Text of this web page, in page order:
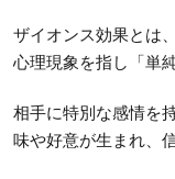
ザイオンス効果とは
心理現象を指し「単
相手に特別な感情を
味や好意が生まれ、